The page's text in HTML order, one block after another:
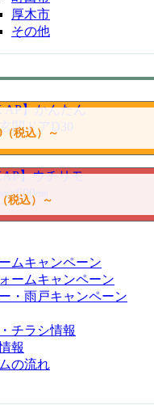
厚木市
その他
（税込）～
税込）～
ムキャンペーン
ームキャンペーン
・雨戸キャンペーン
チラシ情報
報
の流れ